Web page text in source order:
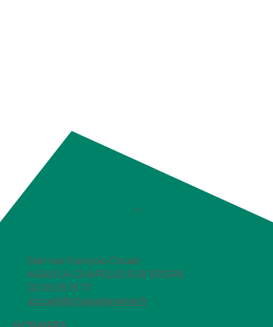
Ferme de l'Anfrenière
5ter rue François Clouet
44240 LA CHAPELLE SUR ERDRE
02 18 03 15 71
accueil@chapetgraines.fr